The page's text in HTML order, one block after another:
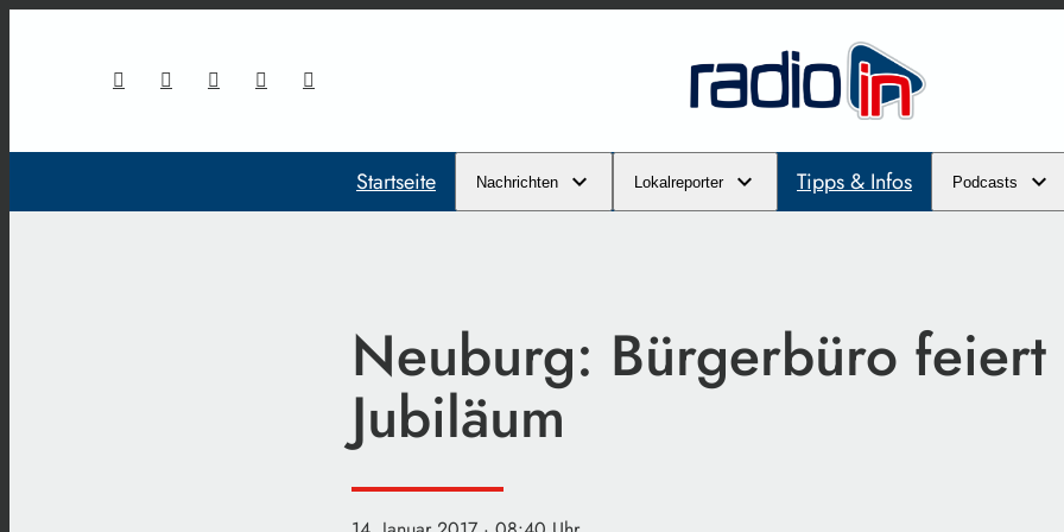
Startseite Nachrichten Lokalreporter Tipps & Infos Podcasts
Neuburg: Bürgerbüro feiert
Jubiläum